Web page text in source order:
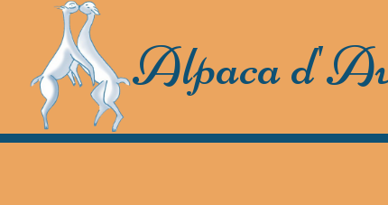
content
Alpaca